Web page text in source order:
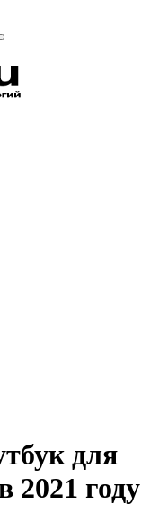
для
2021 году